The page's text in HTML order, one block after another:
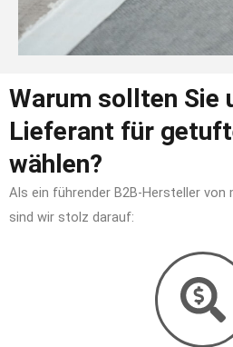
Warum sollten Sie
Lieferant für
wählen?
Als ein führender B2B-Hersteller
sind wir stolz darauf: